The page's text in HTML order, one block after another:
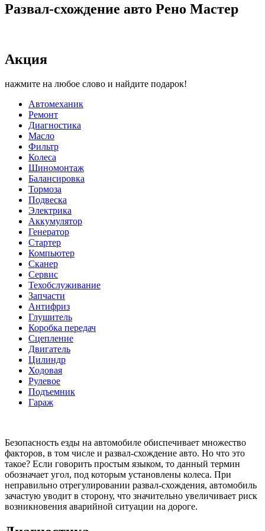
Развал-схождение авто Рено Мастер
Акция
нажмите на любое слово и найдите подарок!
Автомеханик
Ремонт
Диагностика
Масло
Фильтр
Колеса
Шиномонтаж
Балансировка
Тормоза
Подвеска
Электрика
Аккумулятор
Генератор
Стартер
Компьютер
Сканер
Сервис
Техобслуживание
Запчасти
Антифриз
Глушитель
Коробка передач
Сцепление
Двигатель
Цилиндр
Ходовая
Рулевое
Подъемник
Гараж
Безопасность езды на автомобиле обиспечивает множество
факторов, в том числе и развал-схождение авто. Но что это
такое? Если говорить простым языком, то данный термин
обозначает угол, под которым установлены колеса. При
неправильно отрегулировании развал-схождения, автомобиль
зачастую уводит в сторону, что значительно увеличивает риск
возникновения аварийной ситуации на дороге.